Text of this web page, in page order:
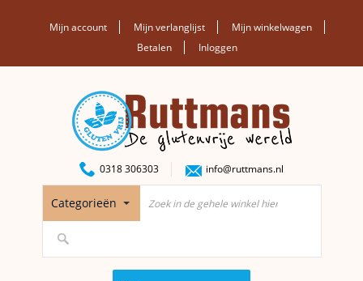
Mijn account Mijn verlanglijst
Mijn winkelwagen
Betalen
Inloggen
0318 306303 info@ruttmans.nl
Categorieën